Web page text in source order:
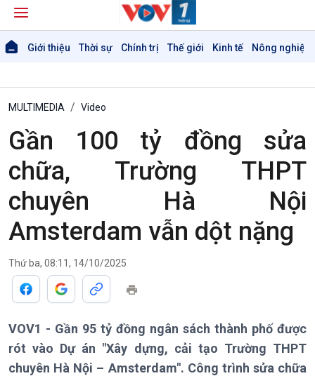
Giới thiệu Thời sự Chính trị Thế giới Kinh tế Nông nghiệp
MULTIMEDIA Video
Gần 100 tỷ đồng sửa
chữa, Trường THPT
chuyên Hà Nội
Amsterdam vẫn dột nặng
Thứ ba, 08:11, 14/10/2025
VOV1 - Gần 95 tỷ đồng ngân sách thành phố được
rót vào Dự án "Xây dựng, cải tạo Trường THPT
chuyên Hà Nội – Amsterdam". Công trình sửa chữa